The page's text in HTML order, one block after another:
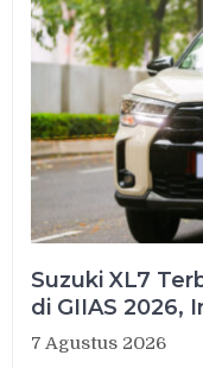
Suzuki XL7
di GIIAS 2026,
7 Agustus 2026